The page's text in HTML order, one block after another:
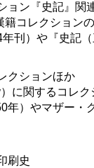
ン『史記』関
コレクション
刊）や『史記
ションほか
に関するコレ
年）やマザー・
刷史